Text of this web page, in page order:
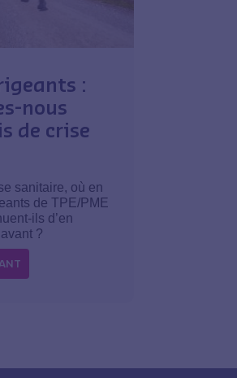
:
nous
de crise
sanitaire, où en
de TPE/PME
ils d’en
?